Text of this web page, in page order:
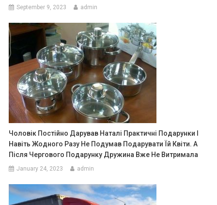
September 9, 2023 admin
Чоловік Постійно Дарував Наталі Практичні Подарунки І
Навіть Жодного Разу Не Подумав Подарувати Їй Квіти. А
Після Чергового Подарунку Дружина Вже Не Витримала
January 24, 2023 admin